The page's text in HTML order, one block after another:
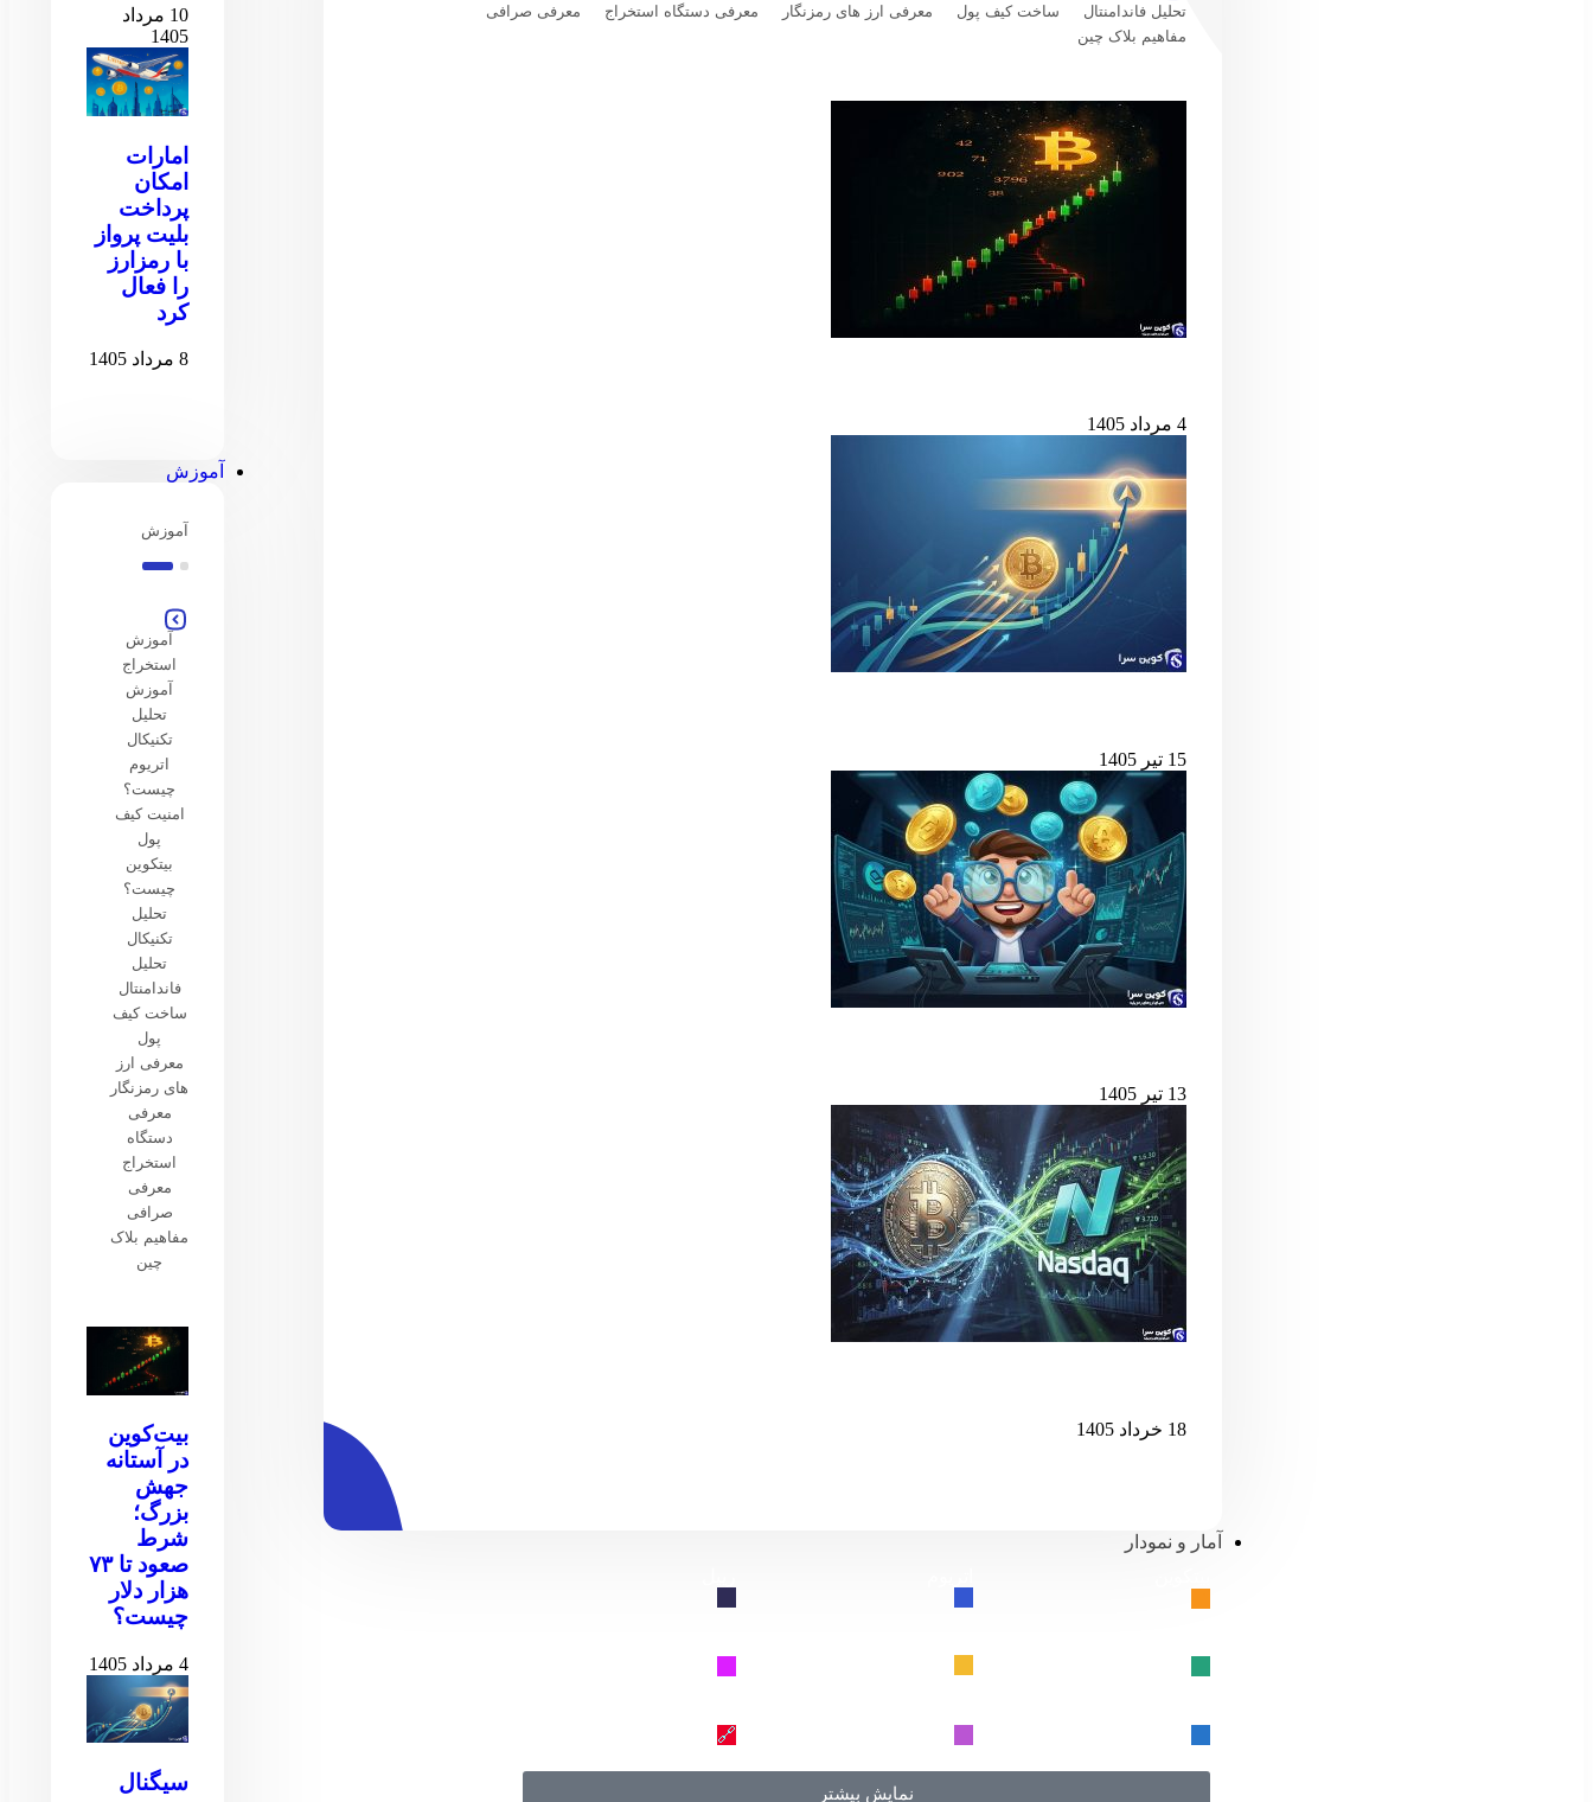
تحلیل فاندامنتال
ساخت کیف پول معرفی ارز های رمزنگار معرفی دستگاه استخراج
معرفی صرافی
مفاهیم بلاک چین
4 مرداد 1405
15 تیر 1405
13 تیر 1405
18 خرداد 1405
آمار و نمودار
🔗
نمایش بیشتر
10 مرداد
1405
امارات
امکان
پرداخت
بلیت پرواز
با رمزارز
را فعال
کرد
8 مرداد 1405
آموزش
آموزش
آموزش
استخراج
آموزش
تحلیل
تکنیکال
اتریوم
چیست؟
امنیت کیف
پول
بیتکوین
چیست؟
تحلیل
تکنیکال
تحلیل
فاندامنتال
ساخت کیف
پول
معرفی ارز
های رمزنگار
معرفی
دستگاه
استخراج
معرفی
صرافی
مفاهیم بلاک
چین
بیت‌کوین
در آستانه
جهش
بزرگ؛
شرط
صعود تا ۷۳
هزار دلار
چیست؟
4 مرداد 1405
سیگنال